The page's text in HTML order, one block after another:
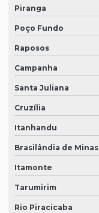
Piranga
Poço Fundo
Raposos
Campanha
Santa Juliana
Cruzília
Itanhandu
Brasilândia de Minas
Itamonte
Tarumirim
Rio Piracicaba